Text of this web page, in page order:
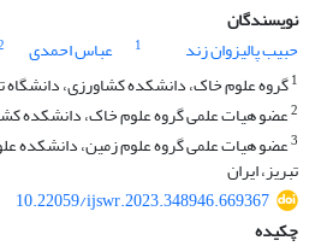
نویسندگان
حبیب پالیزوان زند
1 عباس احمدی
1گروه علوم خاک، دانشکده کشاورزی، دانشگاه
2عضو هیات علمی گروه علوم خاک، دانشکده
3عضو هیات علمی گروه علوم زمین، دانشکده
تبریز، ایران
10.22059/ijswr.2023.348946.669367
چکیده